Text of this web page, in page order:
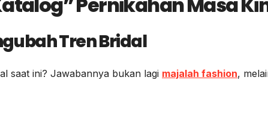
Tren Bridal
saat ini? Jawabannya bukan lagi majalah fashion,